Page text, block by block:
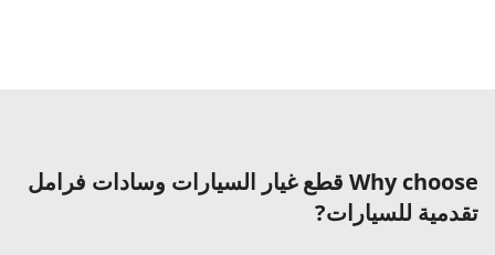
Why choose قطع غيار السيارات وسادات فرامل
تقدمية للسيارات?